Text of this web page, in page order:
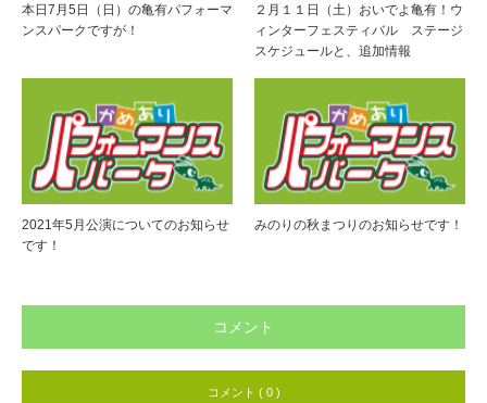
本日7月5日（日）の亀有パフォーマ
ンスパークですが！
２月１１日（土）おいでよ亀有！ウ
ィンターフェスティバル ステージ
スケジュールと、追加情報
2021年5月公演についてのお知らせ
です！
みのりの秋まつりのお知らせです！
コメント
コメント ( 0 )